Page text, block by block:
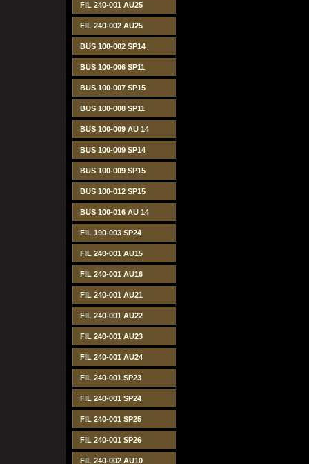
FIL 240-001 AU25
FIL 240-002 AU25
BUS 100-002 SP14
BUS 100-006 SP11
BUS 100-007 SP15
BUS 100-008 SP11
BUS 100-009 AU 14
BUS 100-009 SP14
BUS 100-009 SP15
BUS 100-012 SP15
BUS 100-016 AU 14
FIL 190-003 SP24
FIL 240-001 AU15
FIL 240-001 AU16
FIL 240-001 AU21
FIL 240-001 AU22
FIL 240-001 AU23
FIL 240-001 AU24
FIL 240-001 SP23
FIL 240-001 SP24
FIL 240-001 SP25
FIL 240-001 SP26
FIL 240-002 AU10